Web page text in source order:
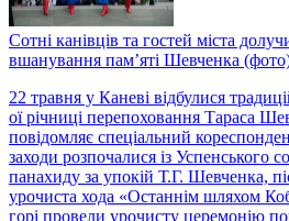
Сотні канівців та гостей міста
вшанування пам’яті Шевченка
22 травня у Каневі відбулися
ої річниці перепоховання Тараса
повідомляє спеціальний
заходи розпочалися із Успенського
панахиду за упокій Т.Г. Шевченка,
урочиста хода «Останнім шляхом
горі провели урочисту церемонію